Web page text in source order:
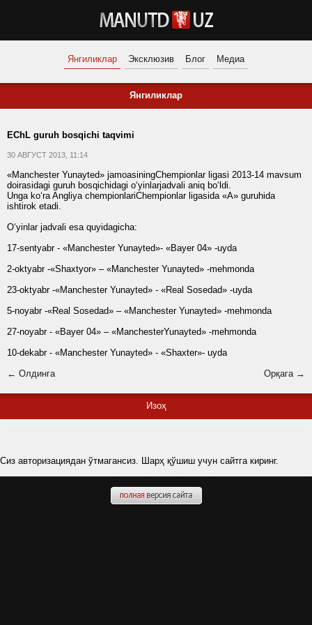
Янгиликлар Эксклюзив Блог Медиа
Янгиликлар
EChL guruh bosqichi taqvimi
30 АВГУСТ 2013, 11:14
«Manchester Yunayted» jamoasiningChempionlar ligasi 2013-14 mavsum
doirasidagi guruh bosqichidagi o‘yinlarjadvali aniq bo‘ldi.
Unga ko‘ra Angliya chempionlariChempionlar ligasida «A» guruhida
ishtirok etadi.
O‘yinlar jadvali esa quyidagicha:
17-sentyabr - «Manchester Yunayted»- «Bayer 04» -uyda
2-oktyabr -«Shaxtyor» – «Manchester Yunayted» -mehmonda
23-oktyabr -«Manchester Yunayted» - «Real Sosedad» -uyda
5-noyabr -«Real Sosedad» – «Manchester Yunayted» -mehmonda
27-noyabr - «Bayer 04» – «ManchesterYunayted» -mehmonda
10-dekabr - «Manchester Yunayted» - «Shaxter»- uyda
← Олдинга
Орқага →
Изоҳ
Сиз авторизациядан ўтмагансиз. Шарҳ қўшиш учун сайтга киринг.